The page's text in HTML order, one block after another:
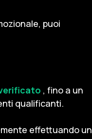
puoi
, fino a un
qualificanti.
effettuando un